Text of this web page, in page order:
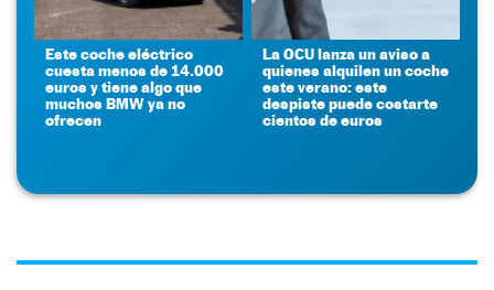
Este coche eléctrico
cuesta menos de 14.000
euros y tiene algo que
muchos BMW ya no
ofrecen
La OCU lanza un aviso a
quienes alquilen un coche
este verano: este
despiste puede costarte
cientos de euros